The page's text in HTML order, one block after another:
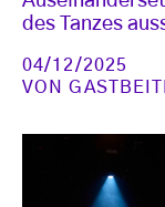
des Tanzes
04/12/2025
VON